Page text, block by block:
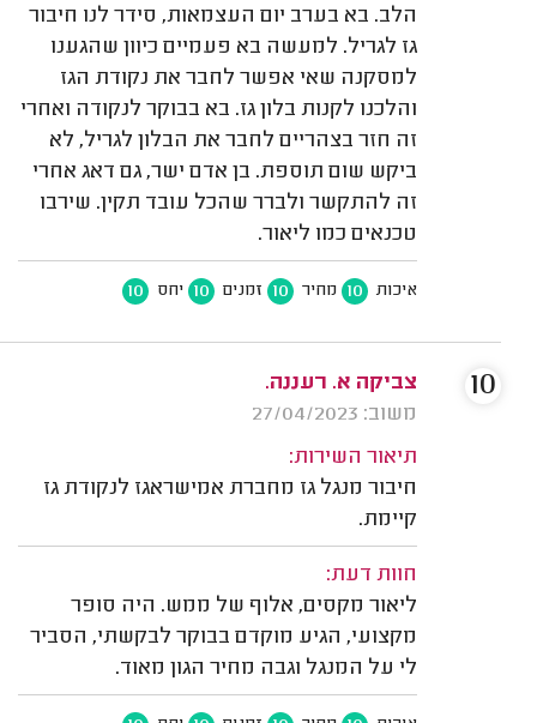
הלב. בא בערב יום העצמאות, סידר לנו חיבור
גז לגריל. למעשה בא פעמיים כיוון שהגענו
למסקנה שאי אפשר לחבר את נקודת הגז
והלכנו לקנות בלון גז. בא בבוקר לנקודה ואחרי
זה חזר בצהריים לחבר את הבלון לגריל, לא
ביקש שום תוספת. בן אדם ישר, גם דאג אחרי
זה להתקשר ולברר שהכל עובד תקין. שירבו
טכנאים כמו ליאור.
איכות 10 מחיר 10 זמנים 10 יחס 10
צביקה א. רעננה.
משוב: 27/04/2023
תיאור השירות:
חיבור מנגל גז מחברת אמישראגז לנקודת גז
קיימת.
חוות דעת:
ליאור מקסים, אלוף של ממש. היה סופר
מקצועי, הגיע מוקדם בבוקר לבקשתי, הסביר
לי על המנגל וגבה מחיר הגון מאוד.
10